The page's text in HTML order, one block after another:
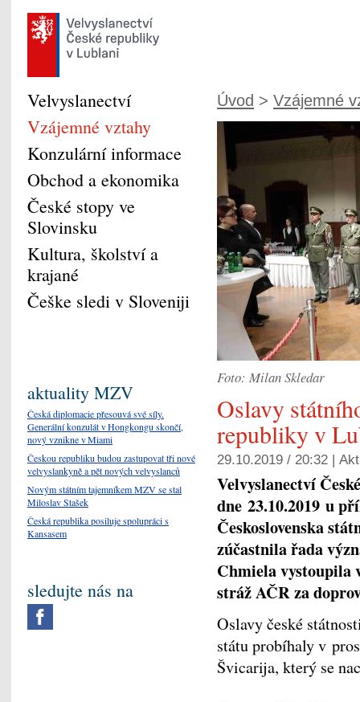
Úvod > Vzájemné
Foto: Milan Skledar
Oslavy
republiky v
29.10.2019 / 20:32 |
Velvyslanectví
dne 23.10.2019 u
Československa
zúčastnila řada
Chmiela vystoupila
stráž AČR za
Oslavy české
státu probíhaly v
Švicarija, který se
Velvyslanectví
Vzájemné vztahy
Konzulární informace
Obchod a ekonomika
České stopy ve
Slovinsku
Kultura, školství a
krajané
Češke sledi v Sloveniji
aktuality MZV
Česká diplomacie přesouvá své síly.
Generální konzulát v Hongkongu skončí,
nový vznikne v Miami
Českou republiku budou zastupovat tři nové
velvyslankyně a pět nových velvyslanců
Novým státním tajemníkem MZV se stal
Miloslav Stašek
Česká republika posiluje spolupráci s
Kansasem
sledujte nás na